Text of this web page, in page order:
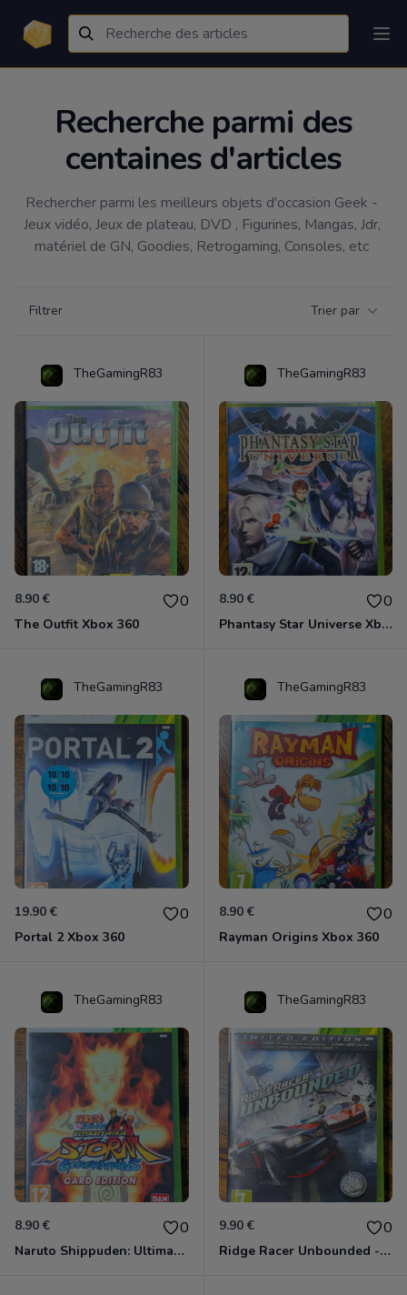
Recherche parmi des
centaines d'articles
Rechercher parmi les meilleurs objets d'occasion Geek -
Jeux vidéo, Jeux de plateau, DVD , Figurines, Mangas, Jdr,
matériel de GN, Goodies, Retrogaming, Consoles, etc
Filtrer Trier par
TheGamingR83
8.90 € 0
The Outfit Xbox 360
TheGamingR83
8.90 € 0
Phantasy Star Universe Xbox 360
TheGamingR83
19.90 € 0
Portal 2 Xbox 360
TheGamingR83
8.90 € 0
Rayman Origins Xbox 360
TheGamingR83
8.90 € 0
Naruto Shippuden: Ultimate Ninja Storm Generations - Card Edition Xbox 360
TheGamingR83
9.90 € 0
Ridge Racer Unbounded - Édition Limitée Xbox 360